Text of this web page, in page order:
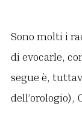
Sono molti i
di evocarle,
segue è,
dell’orologio),